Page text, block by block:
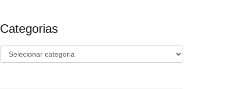
Categorias
Categorias